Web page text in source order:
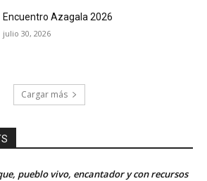
Encuentro Azagala 2026
julio 30, 2026
Cargar más
pueblo vivo, encantador y con recursos